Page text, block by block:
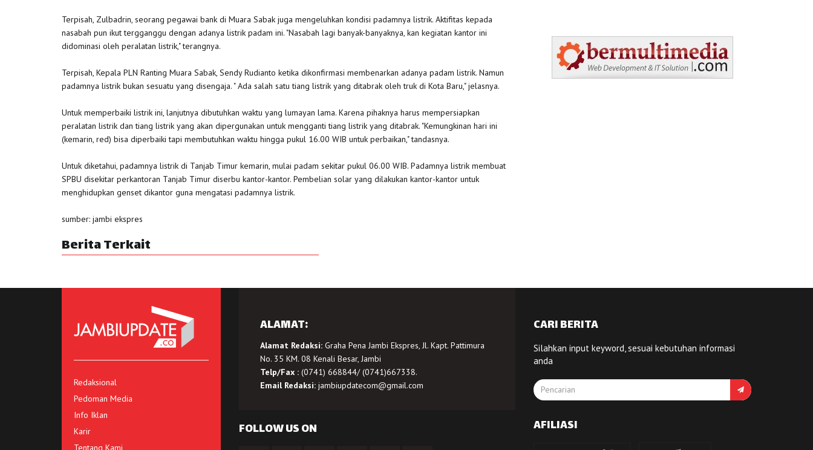
Terpisah, Zulbadrin, seorang pegawai bank di Muara Sabak juga mengeluhkan kondisi padamnya listrik. Aktifitas kepada
nasabah pun ikut tergganggu dengan adanya listrik padam ini. "Nasabah lagi banyak-banyaknya, kan kegiatan kantor ini
didominasi oleh peralatan listrik," terangnya.
Terpisah, Kepala PLN Ranting Muara Sabak, Sendy Rudianto ketika dikonfirmasi membenarkan adanya padam listrik. Namun
padamnya listrik bukan sesuatu yang disengaja. " Ada salah satu tiang listrik yang ditabrak oleh truk di Kota Baru," jelasnya.
Untuk memperbaiki listrik ini, lanjutnya dibutuhkan waktu yang lumayan lama. Karena pihaknya harus mempersiapkan
peralatan listrik dan tiang listrik yang akan dipergunakan untuk mengganti tiang listrik yang ditabrak. "Kemungkinan hari ini
(kemarin, red) bisa diperbaiki tapi membutuhkan waktu hingga pukul 16.00 WIB untuk perbaikan," tandasnya.
Untuk diketahui, padamnya listrik di Tanjab Timur kemarin, mulai padam sekitar pukul 06.00 WIB. Padamnya listrik membuat
SPBU disekitar perkantoran Tanjab Timur diserbu kantor-kantor. Pembelian solar yang dilakukan kantor-kantor untuk
menghidupkan genset dikantor guna mengatasi padamnya listrik.
sumber: jambi ekspres
Berita Terkait
Redaksional
Pedoman Media
Info Iklan
Karir
Tentang Kami
ALAMAT:
Alamat Redaksi:Graha Pena Jambi Ekspres, Jl. Kapt. Pattimura
No. 35 KM. 08 Kenali Besar, Jambi
Telp/Fax :(0741) 668844/ (0741)667338.
Email Redaksi: jambiupdatecom@gmail.com
FOLLOW US ON
CARI BERITA
Silahkan input keyword, sesuai kebutuhan informasi
anda
AFILIASI